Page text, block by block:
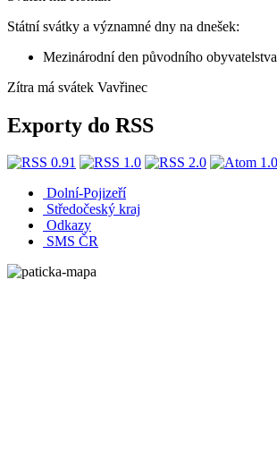
Státní svátky a významné dny na dnešek:
Mezinárodní den původního obyvatelstva
Zítra má svátek Vavřinec
Exporty do RSS
Dolní-Pojizeří
Středočeský kraj
Odkazy
SMS ČR